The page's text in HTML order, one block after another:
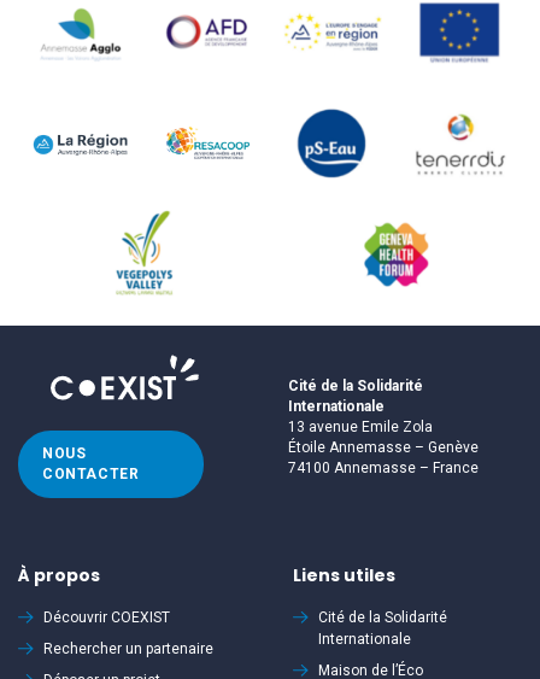
NOUS
CONTACTER
Cité de la Solidarité
Internationale
13 avenue Emile Zola
Étoile Annemasse – Genève
74100 Annemasse – France
À propos
Découvrir COEXIST
Rechercher un partenaire
Liens utiles
Cité de la Solidarité
Internationale
Maison de l’Éco